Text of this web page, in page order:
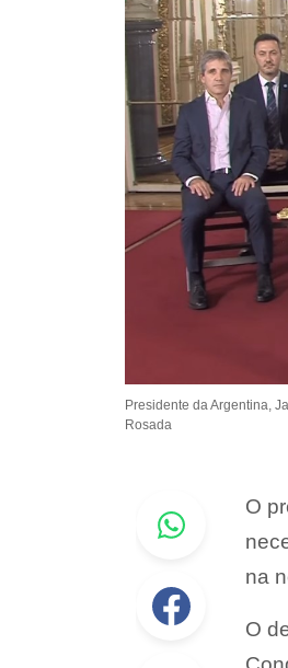
Presidente da Argentina,
Rosada
Facebook
O
na
O